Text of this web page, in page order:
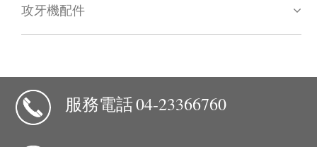
攻牙機配件
服務電話04-23366760